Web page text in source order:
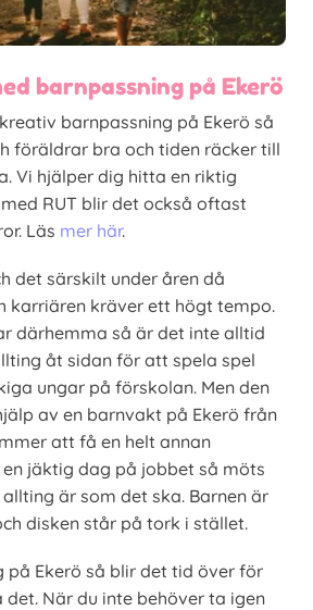
barnpassning på Ekerö
barnpassning på Ekerö så
föräldrar bra och tiden räcker till
Vi hjälper dig hitta en riktig
RUT blir det också oftast
Läs mer här.
det särskilt under åren då
karriären kräver ett högt tempo.
därhemma så är det inte alltid
åt sidan för att spela spel
ungar på förskolan. Men den
av en barnvakt på Ekerö från
att få en helt annan
jäktig dag på jobbet så möts
är som det ska. Barnen är
disken står på tork i stället.
på Ekerö så blir det tid över för
det. När du inte behöver ta igen